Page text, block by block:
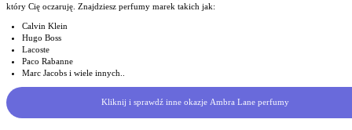
który Cię oczaruję. Znajdziesz perfumy marek takich jak:
Calvin Klein
Hugo Boss
Lacoste
Paco Rabanne
Marc Jacobs i wiele innych..
Kliknij i sprawdź inne okazje Ambra Lane perfumy